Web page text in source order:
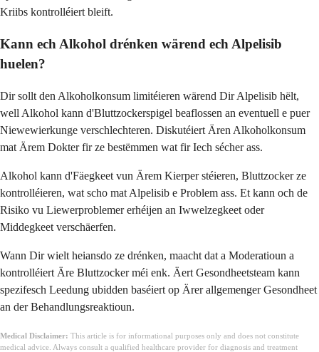
Kriibs kontrolléiert bleift.
Kann ech Alkohol drénken wärend ech Alpelisib
huelen?
Dir sollt den Alkoholkonsum limitéieren wärend Dir Alpelisib hëlt,
well Alkohol kann d'Bluttzockerspigel beaflossen an eventuell e puer
Niewewierkunge verschlechteren. Diskutéiert Ären Alkoholkonsum
mat Ärem Dokter fir ze bestëmmen wat fir Iech sécher ass.
Alkohol kann d'Fäegkeet vun Ärem Kierper stéieren, Bluttzocker ze
kontrolléieren, wat scho mat Alpelisib e Problem ass. Et kann och de
Risiko vu Liewerproblemer erhéijen an Iwwelzegkeet oder
Middegkeet verschäerfen.
Wann Dir wielt heiansdo ze drénken, maacht dat a Moderatioun a
kontrolléiert Äre Bluttzocker méi enk. Äert Gesondheetsteam kann
spezifesch Leedung ubidden baséiert op Ärer allgemenger Gesondheet
an der Behandlungsreaktioun.
Medical Disclaimer: This article is for informational purposes only and does not constitute
medical advice. Always consult a qualified healthcare provider for diagnosis and treatment